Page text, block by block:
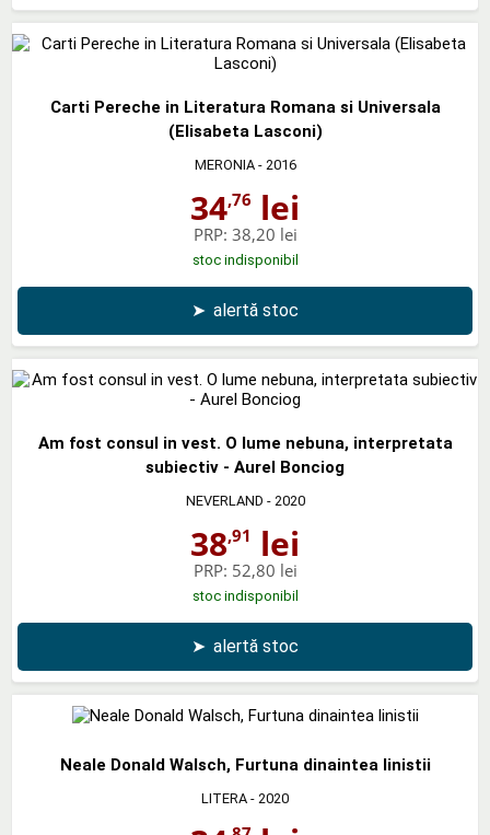
Carti Pereche in Literatura Romana si Universala
(Elisabeta Lasconi)
MERONIA- 2016
34,76 lei
PRP: 38,20 lei
stoc indisponibil
➤ alertă stoc
Am fost consul in vest. O lume nebuna, interpretata
subiectiv - Aurel Bonciog
NEVERLAND - 2020
38,91 lei
PRP: 52,80 lei
stoc indisponibil
➤ alertă stoc
Neale Donald Walsch, Furtuna dinaintea linistii
LITERA - 2020